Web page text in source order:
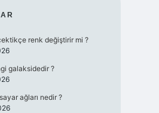
renk değiştirir mi ?
galaksidedir ?
ağları nedir ?